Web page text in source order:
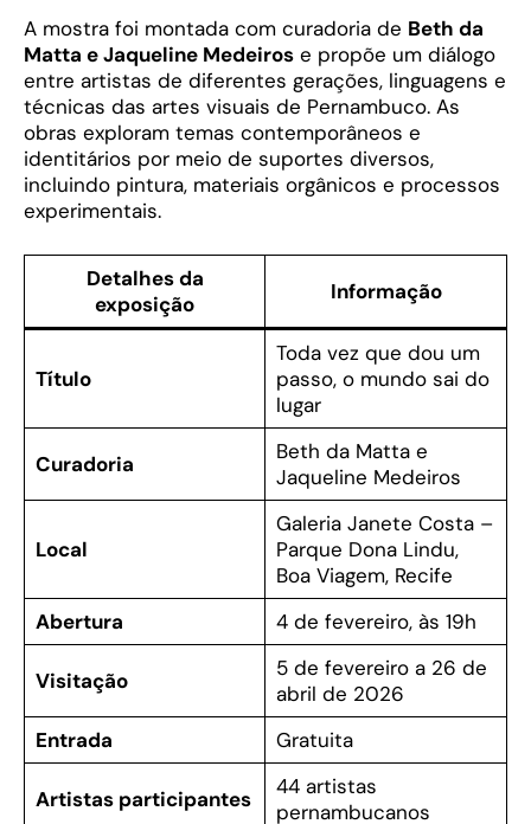
A mostra foi montada com curadoria de Beth da
Matta e Jaqueline Medeiros e propõe um diálogo
entre artistas de diferentes gerações, linguagens e
técnicas das artes visuais de Pernambuco. As
obras exploram temas contemporâneos e
identitários por meio de suportes diversos,
incluindo pintura, materiais orgânicos e processos
experimentais.
Detalhes da
exposição
Informação
Título
Toda vez que dou um
passo, o mundo sai do
lugar
Curadoria
Beth da Matta e
Jaqueline Medeiros
Local
Galeria Janete Costa –
Parque Dona Lindu,
Boa Viagem, Recife
Abertura
4 de fevereiro, às 19h
Visitação
5 de fevereiro a 26 de
abril de 2026
Entrada
Gratuita
Artistas participantes
44 artistas
pernambucanos